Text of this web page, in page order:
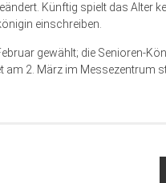
Künftig spielt das Alter
einschreiben.
gewählt; die Senioren-
2. März im Messezentrum